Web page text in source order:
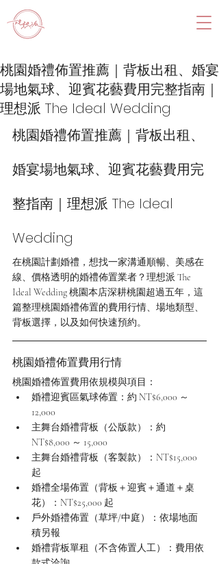
桃園婚禮佈置推薦｜背板出租、婚宴
場地氣球、迎賓花藝費用完整指南｜
理想派 The Ideal Wedding
桃園婚禮佈置推薦｜背板出租、
婚宴場地氣球、迎賓花藝費用完
整指南｜理想派 The Ideal
Wedding
在桃園計劃婚禮，想找一家溝通順暢、美感在
線、價格透明的婚禮佈置業者？理想派 The
Ideal Wedding 桃園本店深耕桃園超過五年，這
篇整理桃園婚禮佈置的費用行情、場地類型、
背板選擇，以及如何快速預約。
桃園婚禮佈置費用行情
桃園婚禮佈置費用依規模與項目：
婚禮迎賓區氣球佈置：約 NT$6,000 ～
12,000
主舞台婚禮背板（公版款）：約
NT$8,000 ～ 15,000
主舞台婚禮背板（客製款）：NT$15,000
起
婚禮全場佈置（背板＋迎賓＋通道＋桌
花）：NT$25,000 起
戶外婚禮佈置（草坪/中庭）：依場地面
積另報
婚禮背板單租（不含佈置人工）：費用依